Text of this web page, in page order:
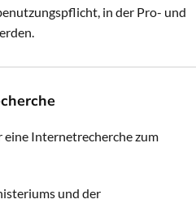
in der Pro- und
eine Internetrecherche zum
und der